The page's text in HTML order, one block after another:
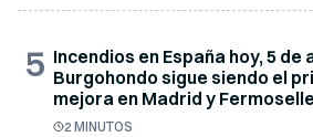
5 Incendios en España hoy, 5 de
Burgohondo sigue siendo el
mejora en Madrid y
2 MINUTOS